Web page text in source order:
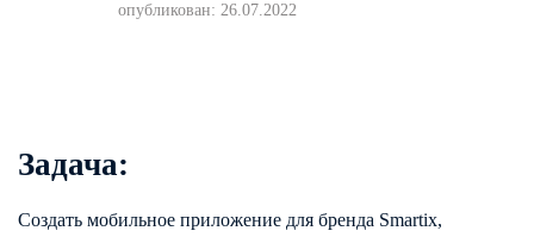
опубликован: 26.07.2022
Задача:
Создать мобильное приложение для бренда Smartix,